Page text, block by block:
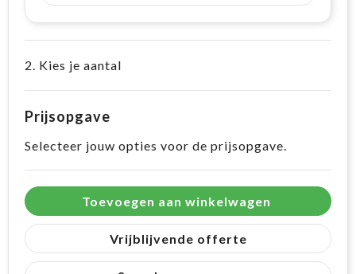
2. Kies je aantal
Prijsopgave
Selecteer jouw opties voor de prijsopgave.
Toevoegen aan winkelwagen
Vrijblijvende offerte